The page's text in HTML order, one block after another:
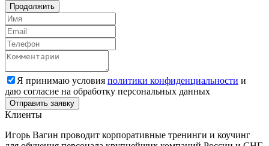
Продолжить
Я принимаю условия политики конфиденциальности и
даю согласие на обработку персональных данных
Клиенты
Игорь Вагин проводит корпоративные тренинги и коучинг